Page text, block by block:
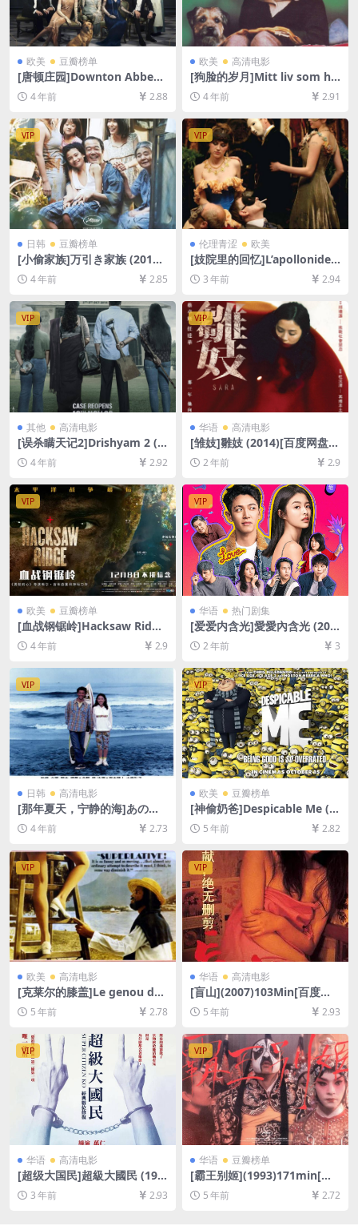
欧美 豆瓣榜单
[唐顿庄园]Downton Abbey
(2019)[百度网盘+迅雷云盘资
源1080P超清未删减][MP4/7.
4 年前 2.88
欧美 高清电影
[狗脸的岁月]Mitt liv som hu
nd (1985)[百度网盘+迅雷云
盘资源1080P超清未删减][MP
4 年前 2.91
VIP
日韩 豆瓣榜单
[小偷家族]万引き家族 (2018)
[百度网盘+迅雷云盘资源1080
P超清未删减][MP4/7.7GB][日
语中字]
4 年前 2.85
VIP
伦理青涩 欧美
[妓院里的回忆]L’apollonide
(Souvenirs de la maison cl
ose) (2011)[百度网盘+迅雷云
盘资源1080P超清未删减][MP
4/7GB][中文字幕]
3 年前 2.94
VIP
其他 高清电影
[误杀瞒天记2]Drishyam 2 (2
022)[百度网盘+迅雷云盘资源
1080P超清未删减][MP4/3.6G
B][中文字幕]
4 年前 2.92
VIP
华语 高清电影
[雏妓]雛妓 (2014)[百度网盘
+夸克网盘1080P超清未删减
资源][网盘在线播放/下载][MP
4/6GB][粤语中字]
2 年前 2.9
VIP
欧美 豆瓣榜单
[血战钢锯岭]Hacksaw Ridge
(2016)[百度网盘+迅雷云盘资
源1080P超清未删减][MP4/8.
4 年前 2.9
VIP
华语 热门剧集
[爱爱内含光]愛愛內含光 (202
4)[百度网盘+夸克网盘1080P
超清未删减资源][网盘在线播
幕]
2 年前 3
VIP
日韩 高清电影
[那年夏天，宁静的海]あの
夏、いちばん静かな海。 (199
1)[百度网盘+迅雷云盘资源10
80P超清未删减][MP4/6.5GB]
[日语中字]
4 年前 2.73
VIP
欧美 豆瓣榜单
[神偷奶爸]Despicable Me (2
010)[百度网盘+迅雷云盘资源
1080P超清未删减][MP4/6.0G
B][中英字幕]
5 年前 2.82
VIP
欧美 高清电影
[克莱尔的膝盖]Le genou de
Claire (1970)[百度网盘+迅雷
云盘资源1080P超清未删减]
[MP4/6.1GB][原声中字]
5 年前 2.78
VIP
华语 高清电影
[盲山](2007)103Min[百度网
盘+迅雷云盘资源未删减1080
P高清][MP4/5.2GB][中文字
幕]
5 年前 2.93
VIP
华语 高清电影
[超级大国民]超級大國民 (199
6)[百度网盘+夸克网盘1080P
超清未删减资源][网盘在线播
3 年前 2.93
VIP
华语 豆瓣榜单
[霸王别姬](1993)171min[百
度网盘+迅雷云盘资源1080P
超清未删减][MP4/10GB][原
5 年前 2.72